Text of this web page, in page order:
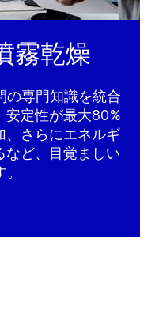
霧乾燥
の専門知識を統合
安定性が最大80%
、さらにエネルギ
など、目覚ましい